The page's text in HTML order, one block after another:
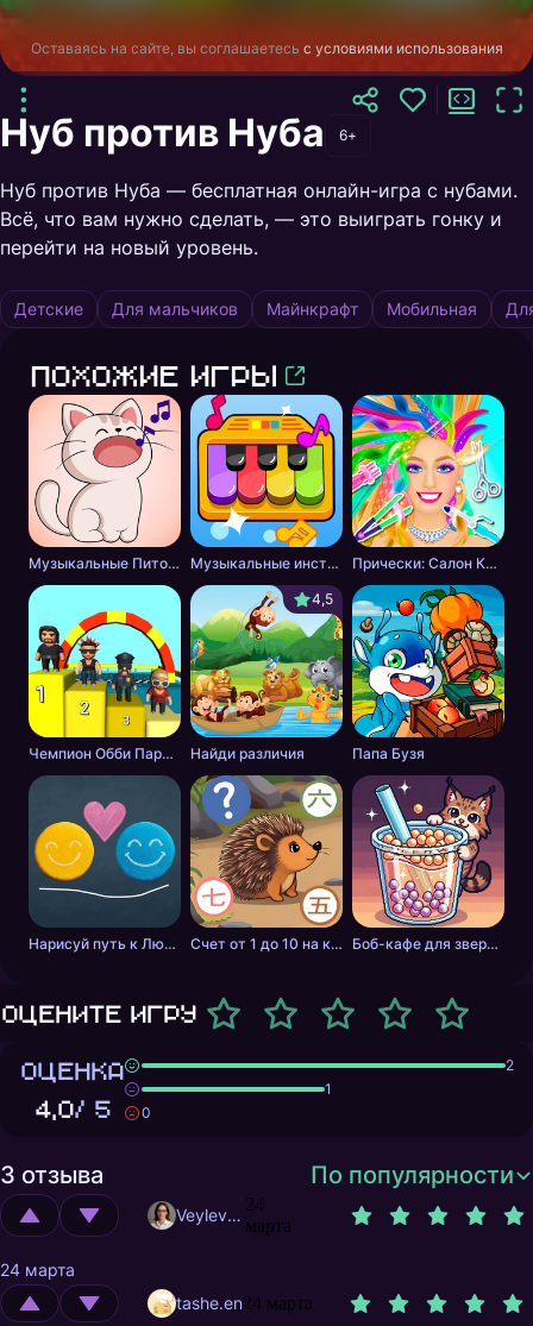
Оставаясь на сайте, вы соглашаетесь с условиями использования
Нуб против Нуба 6+
Нуб против Нуба — бесплатная онлайн-игра с нубами.
Всё, что вам нужно сделать, — это выиграть гонку и
перейти на новый уровень.
Детские Для мальчиков Майнкрафт Мобильная
Похожие игры
Музыкальные Питомцы! Милые Поющие Котики Музыкальные инструменты для детей Прически: Салон Красоты
Чемпион Обби Паркура
4,5
Найди различия Папа Бузя
Нарисуй путь к Любви Счет от 1 до 10 на китайском Боб-кафе для зверей. Мастер бабл-чая.
Оцените игру
ОЦЕНКА
4,0/ 5
2
1
0
3 отзыва По популярности
Veylevas
24
марта
24 марта
tashe.en24 марта